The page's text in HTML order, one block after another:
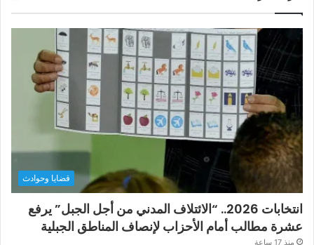
قضايا وحوادث
انتخابات 2026.. “الائتلاف المدني من أجل الجبل” يرفع
عشرة مطالب أمام الأحزاب لإنصاف المناطق الجبلية
منذ 17 ساعة